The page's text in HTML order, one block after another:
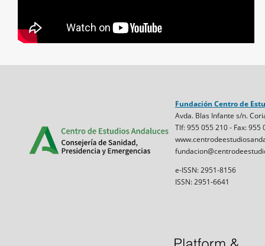
Fundación Centro de
Avda. Blas Infante s/n.
Tlf: 955 055 210 - Fax: 955
e-ISSN: 2951-8156
ISSN: 2951-6641